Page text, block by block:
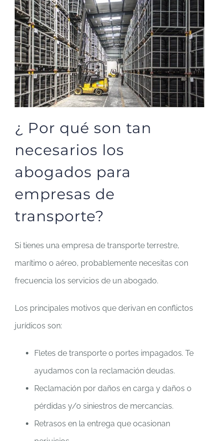
¿ Por qué son tan
necesarios los
abogados para
empresas de
transporte?
Si tienes una empresa de transporte terrestre,
marítimo o aéreo, probablemente necesitas con
frecuencia los servicios de un abogado.
Los principales motivos que derivan en conflictos
jurídicos son:
Fletes de transporte o portes impagados. Te
ayudamos con la reclamación deudas.
Reclamación por daños en carga y daños o
pérdidas y/o siniestros de mercancías.
Retrasos en la entrega que ocasionan